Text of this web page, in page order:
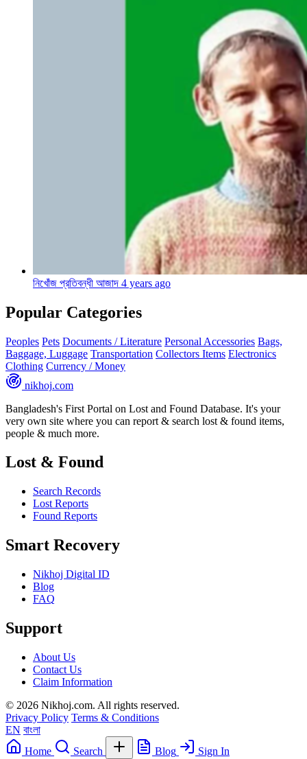
নিখোঁজ প্রতিবন্ধী আজাদ 4 years ago
Popular Categories
Peoples Pets Documents / Literature Personal Accessories Bags,
Baggage, Luggage Transportation Collectors Items Electronics
Clothing Currency / Money
nikhoj.com
Bangladesh's First Portal on Lost and Found Database. It's your
very own site where you can report & search lost & found items,
people & much more.
Lost & Found
Search Records
Lost Reports
Found Reports
Smart Recovery
Nikhoj Digital ID
Blog
FAQ
Support
About Us
Contact Us
Claim Information
© 2026 Nikhoj.com. All rights reserved.
Privacy Policy Terms & Conditions
EN বাংলা
Home
Search Blog Sign In